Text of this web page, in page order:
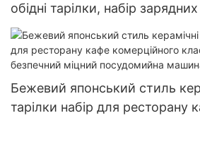
обідні тарілки, набір
міцний порожнистий оптовий
прикраси вечірок та подій
Бежевий японський стиль
тарілки набір для ресторану